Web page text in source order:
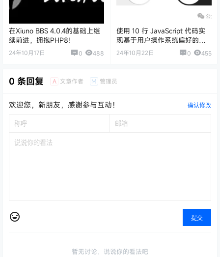
在Xiuno BBS 4.0.4的基础上继
续前进，拥抱PHP8!
24年10月17日 0 488
使用 10 行 JavaScript 代码实
现基于用户操作系统偏好的明
暗主题切换
24年10月22日 0 455
0 条回复 A 文章作者 M 管理员
欢迎您，新朋友，感谢参与互动！ 确认修改
提交
暂无讨论，说说你的看法吧